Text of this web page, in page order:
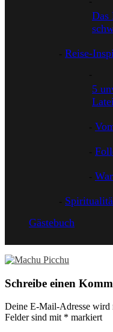
Das
Reise-
5
Gästebuch
Schreibe einen
Deine E-Mail-Adresse wird
Felder sind mit * markiert